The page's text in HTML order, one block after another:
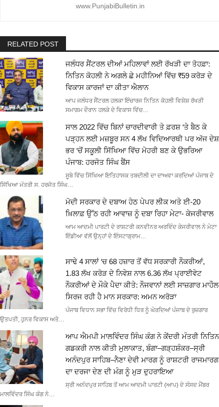
www.PunjabiBulletin.in
RELATED POST
ਜਲੰਧਰ ਸੈਂਟਰਲ ਦੀਆਂ ਮਹਿਲਾਵਾਂ ਲਈ ਰੱਖੜੀ ਦਾ ਤੋਹਫ਼ਾ:
ਨਿਤਿਨ ਕੋਹਲੀ ਨੇ ਅਗਲੇ ਛੇ ਮਹੀਨਿਆਂ ਵਿੱਚ ₹59 ਕਰੋੜ ਦੇ
ਵਿਕਾਸ ਕਾਰਜਾਂ ਦਾ ਕੀਤਾ ਐਲਾਨ
ਆਪ ਜਲੰਧਰ ਸੈਂਟਰਲ ਹਲਕਾ ਇੰਚਾਰਜ ਨਿਤਿਨ ਕੋਹਲੀ ਵਿਸ਼ੇਸ਼ ਰੱਖੜੀ
ਸਮਾਗਮ ਦੌਰਾਨ ਹਲਕੇ ਦੇ ਵਿਕਾਸ ਵਿੱਚ…
ਸਾਲ 2022 ਵਿੱਚ ਬਿਨਾਂ ਚਾਰਦੀਵਾਰੀ ਤੇ ਫ਼ਰਸ਼ ‘ਤੇ ਬੈਠ ਕੇ
ਪੜ੍ਹਨ ਲਈ ਮਜ਼ਬੂਰ ਸਨ 4 ਲੱਖ ਵਿਦਿਆਰਥੀ ਪਰ ਅੱਜ ਦੇਸ਼
ਭਰ ‘ਚੋਂ ਸਕੂਲੀ ਸਿੱਖਿਆ ਵਿੱਚ ਮੋਹਰੀ ਬਣ ਕੇ ਉਭਰਿਆ
ਪੰਜਾਬ: ਹਰਜੋਤ ਸਿੰਘ ਬੈਂਸ
ਸੂਬੇ ਵਿੱਚ ਸਿੱਖਿਆ ਇਤਿਹਾਸਕ ਤਬਦੀਲੀ ਦਾ ਦਾਅਵਾ ਕਰਦਿਆਂ ਪੰਜਾਬ ਦੇ
ਸਿੱਖਿਆ ਮੰਤਰੀ ਸ. ਹਰਜੋਤ ਸਿੰਘ…
ਮੋਦੀ ਸਰਕਾਰ ਦੇ ਦਬਾਅ ਹੇਠ ਪੇਪਰ ਲੀਕ ਅਤੇ ਈ-20
ਖ਼ਿਲਾਫ਼ ਉੱਠ ਰਹੀ ਆਵਾਜ਼ ਨੂੰ ਦਬਾ ਰਿਹਾ ਮੇਟਾ- ਕੇਜਰੀਵਾਲ
ਆਮ ਆਦਮੀ ਪਾਰਟੀ ਦੇ ਰਾਸ਼ਟਰੀ ਕਨਵੀਨਰ ਅਰਵਿੰਦ ਕੇਜਰੀਵਾਲ ਨੇ ਮੇਟਾ
ਇੰਡੀਆ ਵੱਲੋਂ ਉਨ੍ਹਾਂ ਦੇ ਇੰਸਟਾਗ੍ਰਾਮ…
ਸਾਢੇ 4 ਸਾਲਾਂ ‘ਚ 68 ਹਜ਼ਾਰ ਤੋਂ ਵੱਧ ਸਰਕਾਰੀ ਨੌਕਰੀਆਂ,
1.83 ਲੱਖ ਕਰੋੜ ਦੇ ਨਿਵੇਸ਼ ਨਾਲ 6.36 ਲੱਖ ਪ੍ਰਾਈਵੇਟ
ਨੌਕਰੀਆਂ ਦੇ ਮੌਕੇ ਪੈਦਾ ਕੀਤੇ: ਨੌਜਵਾਨਾਂ ਲਈ ਸਾਜ਼ਗਾਰ ਮਾਹੌਲ
ਸਿਰਜ ਰਹੀ ਹੈ ਮਾਨ ਸਰਕਾਰ: ਅਮਨ ਅਰੋੜਾ
ਪੰਜਾਬ ਵਿਧਾਨ ਸਭਾ ਵਿੱਚ ਵਿਰੋਧੀ ਧਿਰ ਨੂੰ ਘੇਰਦਿਆਂ ਪੰਜਾਬ ਦੇ ਰੁਜ਼ਗਾਰ
ਉਤਪਤੀ, ਹੁਨਰ ਵਿਕਾਸ ਅਤੇ…
ਆਪ ਐਮਪੀ ਮਾਲਵਿੰਦਰ ਸਿੰਘ ਕੰਗ ਨੇ ਕੇਂਦਰੀ ਮੰਤਰੀ ਨਿਤਿਨ
ਗਡਕਰੀ ਨਾਲ ਕੀਤੀ ਮੁਲਾਕਾਤ, ਬੰਗਾ–ਗੜ੍ਹਸ਼ੰਕਰ–ਸ੍ਰੀ
ਅਨੰਦਪੁਰ ਸਾਹਿਬ–ਨੈਣਾ ਦੇਵੀ ਮਾਰਗ ਨੂੰ ਰਾਸ਼ਟਰੀ ਰਾਜਮਾਰਗ
ਦਾ ਦਰਜਾ ਦੇਣ ਦੀ ਮੰਗ ਨੂੰ ਮੁੜ ਦੁਹਰਾਇਆ
ਸ੍ਰੀ ਅਨੰਦਪੁਰ ਸਾਹਿਬ ਤੋਂ ਆਮ ਆਦਮੀ ਪਾਰਟੀ (ਆਪ) ਦੇ ਸੰਸਦ ਮੈਂਬਰ
ਮਾਲਵਿੰਦਰ ਸਿੰਘ ਕੰਗ ਨੇ…